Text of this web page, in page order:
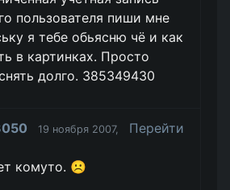
пользователя пиши мне
я тебе обьясню чё и как
в картинках. Просто
долго. 385349430
19 ноября 2007,
Перейти
комуто. ☹️